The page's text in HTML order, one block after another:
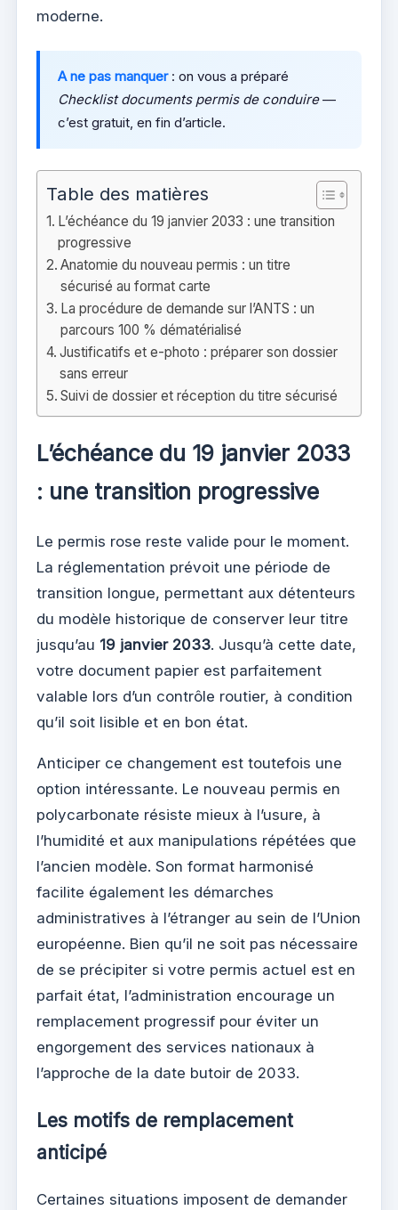
moderne.
A ne pas manquer: on vous a préparé
Checklist documents permis de conduire—
c’est gratuit, en fin d’article.
Table des matières
L’échéance du 19 janvier 2033 : une transition
progressive
Anatomie du nouveau permis : un titre
sécurisé au format carte
La procédure de demande sur l’ANTS : un
parcours 100 % dématérialisé
Justificatifs et e-photo : préparer son dossier
sans erreur
Suivi de dossier et réception du titre sécurisé
L’échéance du 19 janvier 2033
: une transition progressive
Le permis rose reste valide pour le moment.
La réglementation prévoit une période de
transition longue, permettant aux détenteurs
du modèle historique de conserver leur titre
jusqu’au 19 janvier 2033. Jusqu’à cette date,
votre document papier est parfaitement
valable lors d’un contrôle routier, à condition
qu’il soit lisible et en bon état.
Anticiper ce changement est toutefois une
option intéressante. Le nouveau permis en
polycarbonate résiste mieux à l’usure, à
l’humidité et aux manipulations répétées que
l’ancien modèle. Son format harmonisé
facilite également les démarches
administratives à l’étranger au sein de l’Union
européenne. Bien qu’il ne soit pas nécessaire
de se précipiter si votre permis actuel est en
parfait état, l’administration encourage un
remplacement progressif pour éviter un
engorgement des services nationaux à
l’approche de la date butoir de 2033.
Les motifs de remplacement
anticipé
Certaines situations imposent de demander